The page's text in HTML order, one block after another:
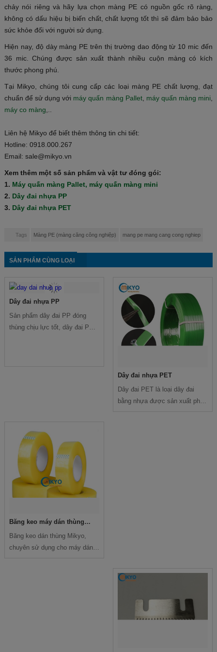
chảy nói riêng và hãy lựa chọn màng PE có nguồn gốc rõ ràng,
không có dấu hiệu bị biến chất, chất lượng tốt thì sẽ đảm bảo bảo
sức khỏe đối với người sử dụng.
Hiện nay, độ dày màng PE trên thị trường dao động từ 10 mic đến
36 mic. Chúng được sản xuất thành nhiều cuộn màng có kích
thước phong phú.
Tại Mikyo, chúng tôi cung cấp các loại màng PE chất lượng, đạt
chuẩn để sử dụng với máy quấn màng Pallet, máy quấn màng mini
máy co màng
Liên hệ Mikyo để biết thêm thông tin chi tiết:
Hotline: 0918.000.267
Email: sale@mikyo.vn
Xem thêm một số sản phẩm và vật tư đóng gói:
1. Máy quấn màng Pallet, máy quấn màng mini
2. Dây đai nhựa PP
3. Dây đai nhựa PET
Tags Màng PE (màng căng công nghiệp) mang pe mang cang cong nghiep
SẢN PHẨM CÙNG LOẠI
Dây đai nhựa PP
Sản phẩm dây đai PP đóng
thùng chịu lực tốt, dây đai PP
Dây đai nhựa PET
Dây đai PET là loại dây đai
bằng nhựa được sản xuất phục
Băng keo máy dán thùng
carton
Băng keo dán thùng Mikyo,
chuyên sử dụng cho máy dán